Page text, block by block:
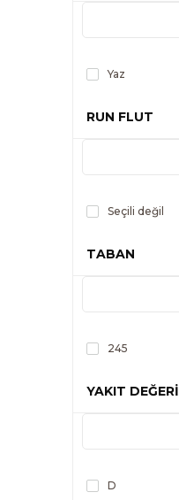
Yaz
RUN FLUT
Seçili değil
TABAN
245
YAKIT DEĞERİ
D